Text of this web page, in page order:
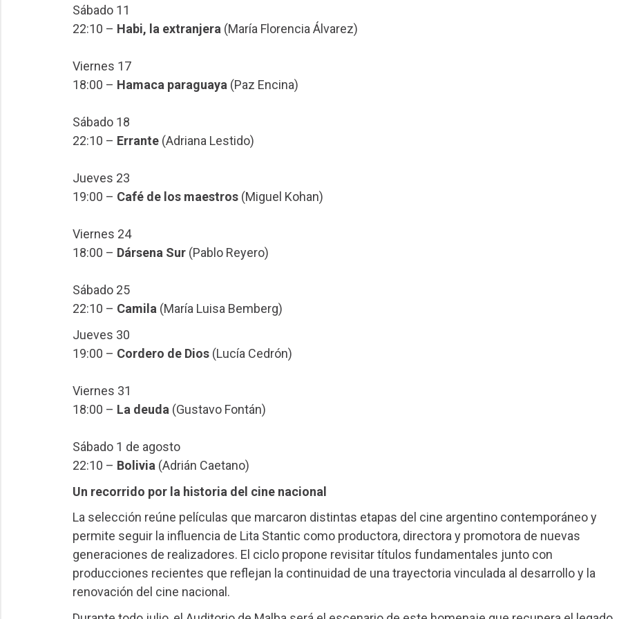
Sábado 11
22:10 – Habi, la extranjera (María Florencia Álvarez)
Viernes 17
18:00 – Hamaca paraguaya (Paz Encina)
Sábado 18
22:10 – Errante(Adriana Lestido)
Jueves 23
19:00 – Café de los maestros(Miguel Kohan)
Viernes 24
18:00 – Dársena Sur (Pablo Reyero)
Sábado 25
22:10 – Camila (María Luisa Bemberg)
Jueves 30
19:00 – Cordero de Dios(Lucía Cedrón)
Viernes 31
18:00 – La deuda (Gustavo Fontán)
Sábado 1 de agosto
22:10 – Bolivia (Adrián Caetano)
Un recorrido por la historia del cine nacional
La selección reúne películas que marcaron distintas etapas del cine argentino contemporáneo y
permite seguir la influencia de Lita Stantic como productora, directora y promotora de nuevas
generaciones de realizadores. El ciclo propone revisitar títulos fundamentales junto con
producciones recientes que reflejan la continuidad de una trayectoria vinculada al desarrollo y la
renovación del cine nacional.